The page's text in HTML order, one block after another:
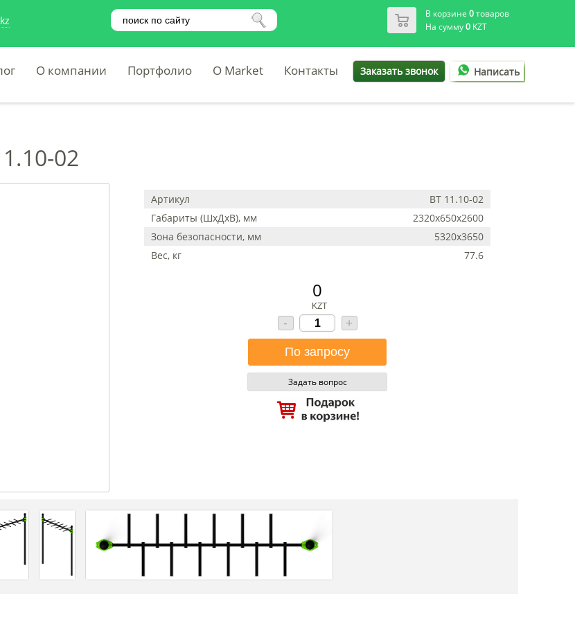
В корзине 0товаров
На сумму0KZT
О компании Портфолио O Market Контакты Заказать звонок Написать
02
Артикул
ВТ 11.10-02
Габариты (ШхДхВ), мм
2320х650х2600
Зона безопасности, мм
5320х3650
Вес, кг
77.6
0
KZT
- +
Задать вопрос